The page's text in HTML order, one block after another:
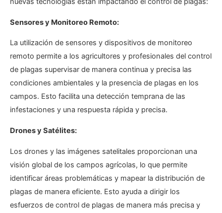
Sensores y Monitoreo Remoto:
La utilización de sensores y dispositivos de monitoreo
remoto permite a los agricultores y profesionales del control
de plagas supervisar de manera continua y precisa las
condiciones ambientales y la presencia de plagas en los
campos. Esto facilita una detección temprana de las
infestaciones y una respuesta rápida y precisa.
Drones y Satélites:
Los drones y las imágenes satelitales proporcionan una
visión global de los campos agrícolas, lo que permite
identificar áreas problemáticas y mapear la distribución de
plagas de manera eficiente. Esto ayuda a dirigir los
esfuerzos de control de plagas de manera más precisa y